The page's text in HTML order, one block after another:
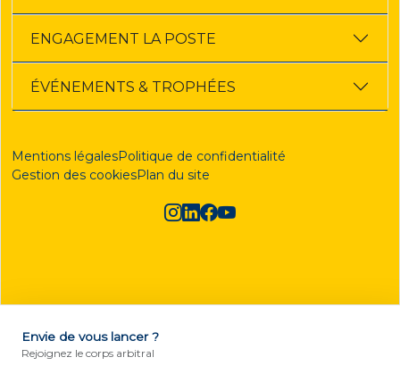
ENGAGEMENT LA POSTE
ÉVÉNEMENTS & TROPHÉES
Mentions légalesPolitique de confidentialité
Gestion des cookiesPlan du site
Envie de vous lancer ?
Rejoignez le corps arbitral